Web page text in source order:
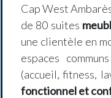
Cap West
de 80 suites
une clientèle en
espaces
(accueil, fitness,
fonctionnel et